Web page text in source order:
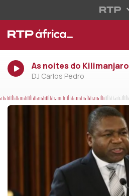
As noites do Kilimanjaro
DJ Carlos Pedro